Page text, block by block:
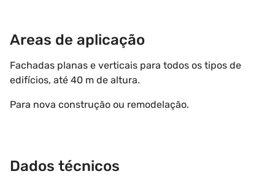
Areas de aplicação
Fachadas planas e verticais para todos os tipos de
edifícios, até 40 m de altura.
Para nova construção ou remodelação.
Dados técnicos